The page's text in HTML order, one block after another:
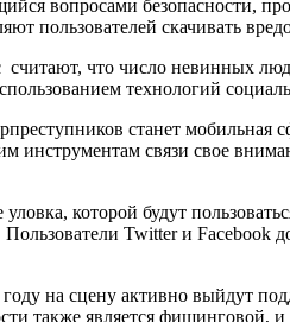
вопросами безопасности,
пользователей скачивать
что число невинных
технологий
станет
инструментам связи свое
которой будут
Twitter и Facebook
на сцену активно выйдут
также является фишинговой,